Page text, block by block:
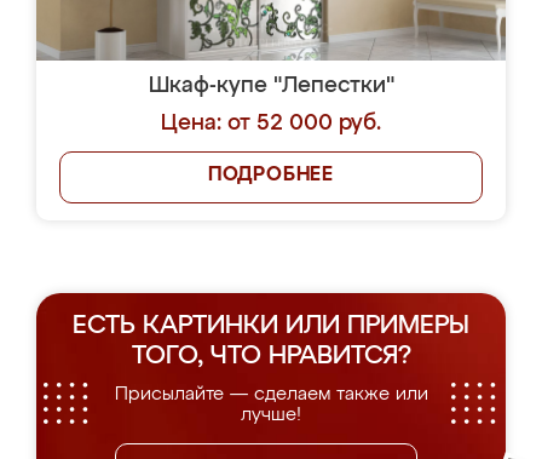
Шкаф-купе "Лепестки"
Цена: от 52 000 руб.
ПОДРОБНЕЕ
ЕСТЬ КАРТИНКИ ИЛИ ПРИМЕРЫ
ТОГО, ЧТО НРАВИТСЯ?
Присылайте — сделаем также или
лучше!